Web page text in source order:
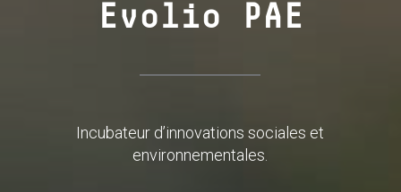
Evolio PAE
Incubateur d’innovations sociales et
environnementales.